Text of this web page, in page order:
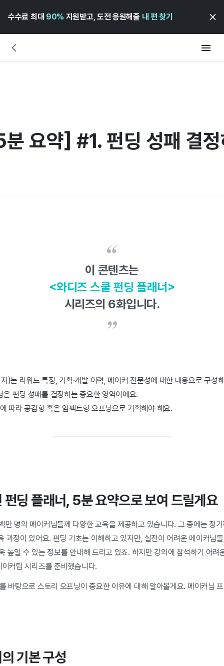
수수료 최대 90% 지원받고, 도전 응원해줄 내 편 찾기
요약] #1. 펀딩 성패 결
이 콘텐츠는
<와디즈 스쿨 펀딩 플래너>
시리즈의 6화입니다.
)는 리워드 특징, 기획·개발 이력, 메이커 전문성에 대한 내용으로 구성
은 펀딩 성패를 결정하는 중요한 영역이에요.
따라 공감형 혹은 임팩트형 오프닝으로 기획해야 해요.
펀딩 플래너, 5분 요약으로 보여 드릴게요
만 명의 메이커님들께 다양한 교육을 제공하고 있습니다. 그 중에는 정
과정이 있어요. 펀딩 기초는 이해하고 있지만, 실전이 어려운 메이커님
높일 수 있는 정보를 안내해 드리고 있죠. 하지만 강의에 참석하기 어려
커팁 시리즈를 준비했습니다.
바탕으로 스토리 오프닝이 중요한 이유에 대해 알아볼게요. 메이커님
기본 구성